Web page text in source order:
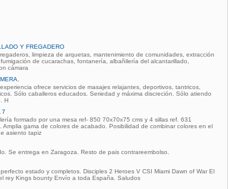
Y FREGADERO
limpieza de arquetas, mantenimiento de comunidades, extracción
de cucarachas, fontanería, albañilería del alcantarillado,
cámara
ofrece servicios de masajes relajantes, deportivos, tantricos,
Sólo caballeros educados. Seriedad y máxima discreción. Sólo atiendo
H
7
formado por una mesa ref- 850 70x70x75 cms y 4 sillas ref. 631
Amplia gama de colores de acabado. Posibilidad de combinar colores en el
asiento tapiz
Se entrega en Zaragoza. Resto de pais contrareembolso.
estado y completos. Disciples 2 Heroes V CSI Miami Dawn of War El
rey Kings bounty Envío a toda España. Saludos